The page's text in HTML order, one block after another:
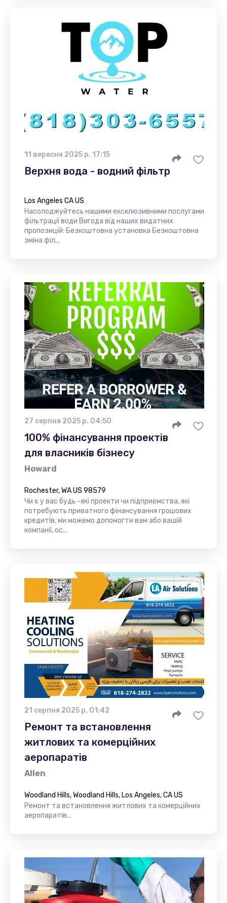
11 вересня 2025 р. 17:15
Верхня вода - водний фільтр
Los Angeles CA US
Насолоджуйтесь нашими ексклюзивними послугами
фільтрації води Вигода від наших видатних
пропозицій: Безкоштовна установка Безкоштовна
зміна філ...
27 серпня 2025 р. 04:50
100% фінансування проектів
для власників бізнесу
Howard
Rochester, WA US 98579
Чи є у вас будь -які проекти чи підприємства, які
потребують приватного фінансування грошових
кредитів, ми можемо допомогти вам або вашій
компанії, ос...
21 серпня 2025 р. 01:42
Ремонт та встановлення
житлових та комерційних
аеропаратів
Allen
Woodland Hills, Woodland Hills, Los Angeles, CA US
Ремонт та встановлення житлових та комерційних
аеропаратів...